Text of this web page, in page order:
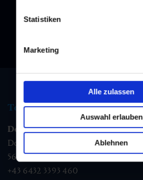
Statistiken
Marketing
Alle zulassen
Auswahl erlauben
Ablehnen
Tourismus Information
Dorfgastein
Dorfstraße 1,
5632 Dorfgastein
+43 6432 3393 460